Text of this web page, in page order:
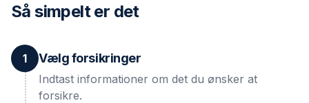
Så simpelt er det
1 Vælg forsikringer
Indtast informationer om det du ønsker at
forsikre.